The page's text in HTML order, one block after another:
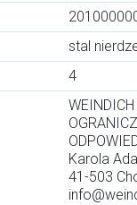
stal
4
Karola
41-503